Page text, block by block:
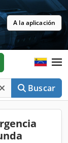
A la aplicación
Buscar